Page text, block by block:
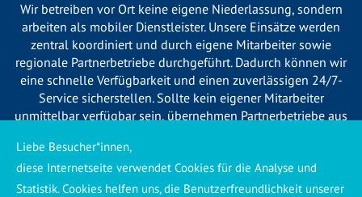
Wir betreiben vor Ort keine eigene Niederlassung, sondern
arbeiten als mobiler Dienstleister. Unsere Einsätze werden
zentral koordiniert und durch eigene Mitarbeiter sowie
regionale Partnerbetriebe durchgeführt. Dadurch können wir
eine schnelle Verfügbarkeit und einen zuverlässigen 24/7-
Service sicherstellen. Sollte kein eigener Mitarbeiter
unmittelbar verfügbar sein, übernehmen Partnerbetriebe aus
verpflichtet, Sie vor Beginn der Arbeiten transparent über die
voraussichtlichen Kosten zu informieren und ortsübliche
Preise zu berechnen.
Liebe Besucher*innen,
diese Internetseite verwendet Cookies für die Analyse und
Statistik. Cookies helfen uns, die Benutzerfreundlichkeit unserer